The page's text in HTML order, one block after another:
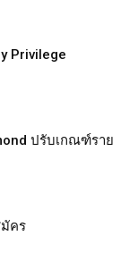
Privilege
ปรับเกณฑ์ราย
คร